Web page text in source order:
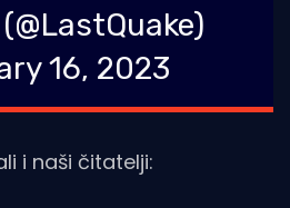
16, 2023
i naši čitatelji: